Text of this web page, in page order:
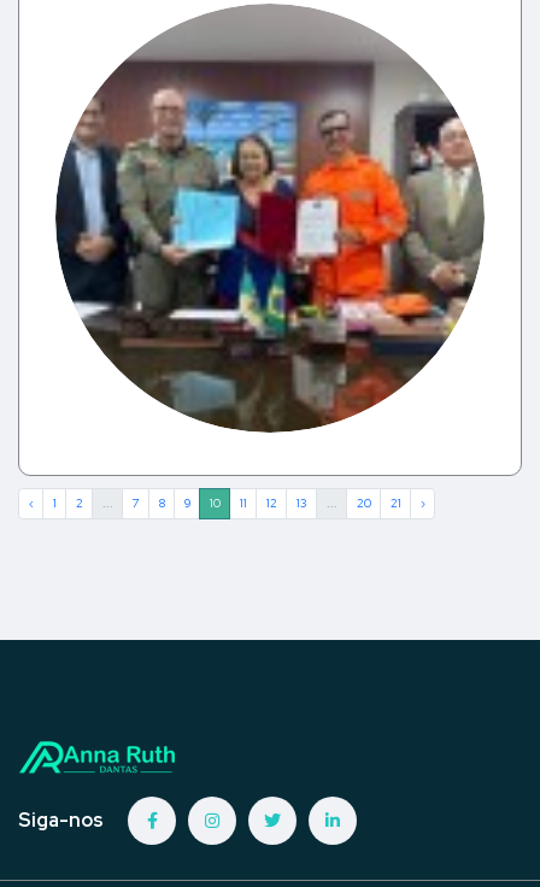
‹ 1 2 ... 7 8 9 10 11 12 13 ... 20 21 ›
Siga-nos